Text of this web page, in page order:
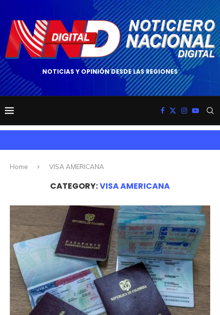
NOTICIAS Y OPINIÓN DESDE LAS REGIONES
Home VISA AMERICANA
CATEGORY:VISA AMERICANA